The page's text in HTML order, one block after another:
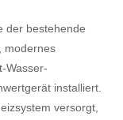
der bestehende
modernes
Wasser-
installiert.
versorgt,